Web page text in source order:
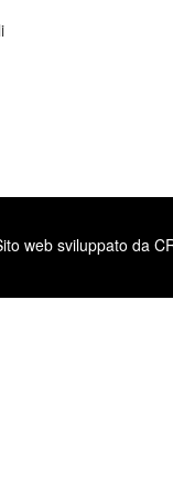
web sviluppato da